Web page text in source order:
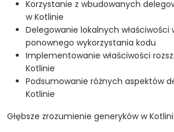
Korzystanie z wbudowanych
w Kotlinie
Delegowanie lokalnych właściwości
ponownego wykorzystania kodu
Implementowanie właściwości
Kotlinie
Podsumowanie różnych aspektów
Kotlinie
Głębsze zrozumienie generyków w